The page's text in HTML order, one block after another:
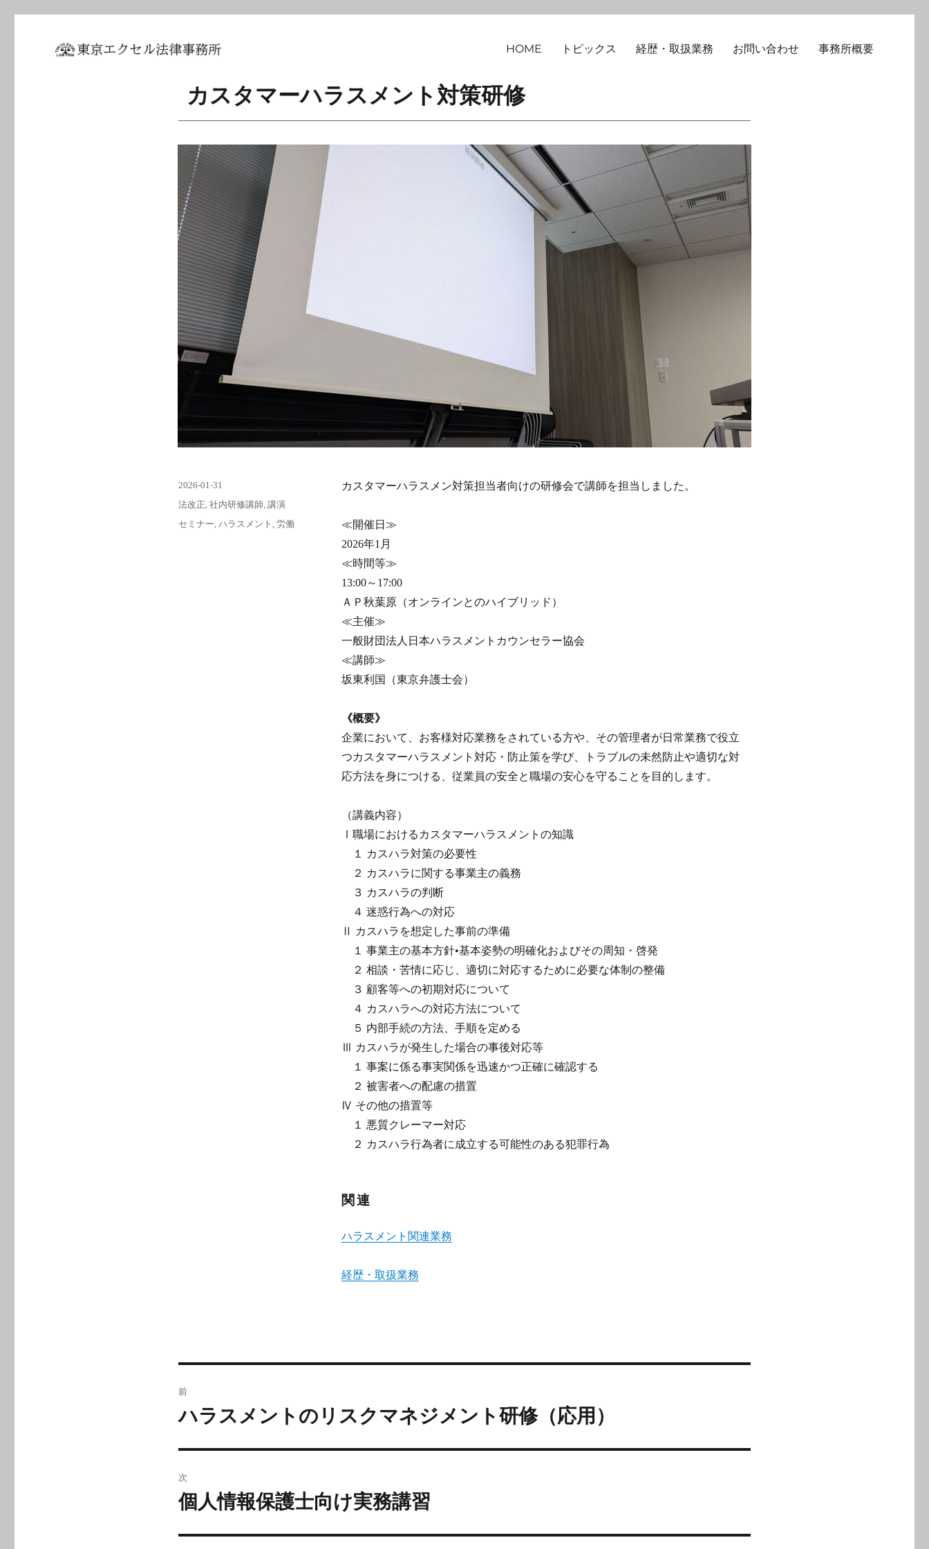
坂東 利国｜東京エクセル法律事務所
HOME トピックス 経歴・取扱業務 お問い合わせ 事務所概要
カスタマーハラスメント対策研修
カスタマーハラスメン対策担当者向けの研修会で講師を担当しました。
≪開催日≫
2026年1月
≪時間等≫
13:00～17:00
ＡＰ秋葉原（オンラインとのハイブリッド）
≪主催≫
一般財団法人日本ハラスメントカウンセラー協会
≪講師≫
坂東利国（東京弁護士会）
《概要》
企業において、お客様対応業務をされている方や、その管理者が日常業務で役立
つカスタマーハラスメント対応・防止策を学び、トラブルの未然防止や適切な対
応方法を身につける、従業員の安全と職場の安心を守ることを目的します。
（講義内容）
Ⅰ職場におけるカスタマーハラスメントの知識
１ カスハラ対策の必要性
２ カスハラに関する事業主の義務
３ カスハラの判断
４ 迷惑行為への対応
Ⅱ カスハラを想定した事前の準備
１ 事業主の基本方針•基本姿勢の明確化およびその周知・啓発
２ 相談・苦情に応じ、適切に対応するために必要な体制の整備
３ 顧客等への初期対応について
４ カスハラへの対応方法について
５ 内部手続の方法、手順を定める
Ⅲ カスハラが発生した場合の事後対応等
１ 事案に係る事実関係を迅速かつ正確に確認する
２ 被害者への配慮の措置
Ⅳ その他の措置等
１ 悪質クレーマー対応
２ カスハラ行為者に成立する可能性のある犯罪行為
関連
ハラスメント関連業務
経歴・取扱業務
投
稿
2026-01-31
カ
法改正 社内研修講師 講演
タ
セミナー ハラスメント 労働
稿
ゲ
前
前
投
稿:
ハラスメントのリスクマネジメント研修（応用）
次
次
投
個人情報保護士向け実務講習